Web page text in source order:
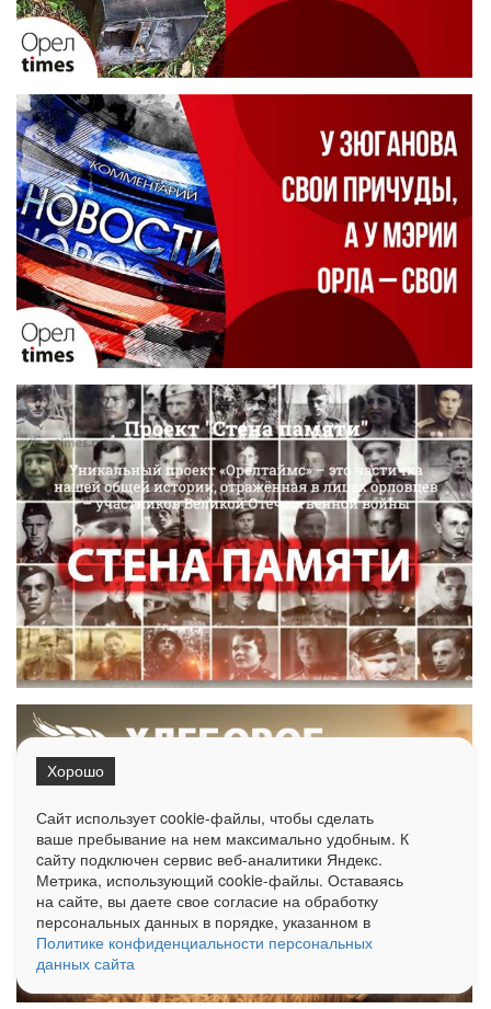
Сайт использует cookie-файлы, чтобы сделать
ваше пребывание на нем максимально удобным. К
cайту подключен сервис веб-аналитики Яндекс.
Метрика, использующий cookie-файлы. Оставаясь
на сайте, вы даете свое согласие на обработку
персональных данных в порядке, указанном в
Политике конфиденциальности персональных
данных сайта
Хорошо